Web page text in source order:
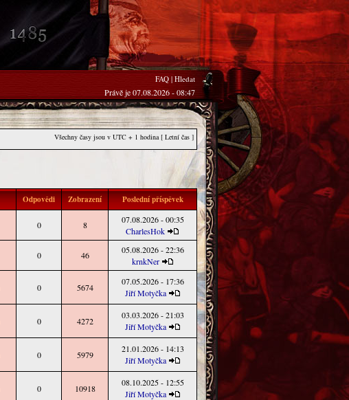
FAQ | Hledat
Právě je 07.08.2026 - 08:47
Všechny časy jsou v UTC + 1 hodina [ Letní čas ]
Odpovědi Zobrazení Poslední příspěvek
0 8
07.08.2026 - 00:35
CharlesHok
0 46
05.08.2026 - 22:36
krnkNer
0 5674
07.05.2026 - 17:36
Jiří Motyčka
0 4272
03.03.2026 - 21:03
Jiří Motyčka
0 5979
21.01.2026 - 14:13
Jiří Motyčka
0 10918
08.10.2025 - 12:55
Jiří Motyčka